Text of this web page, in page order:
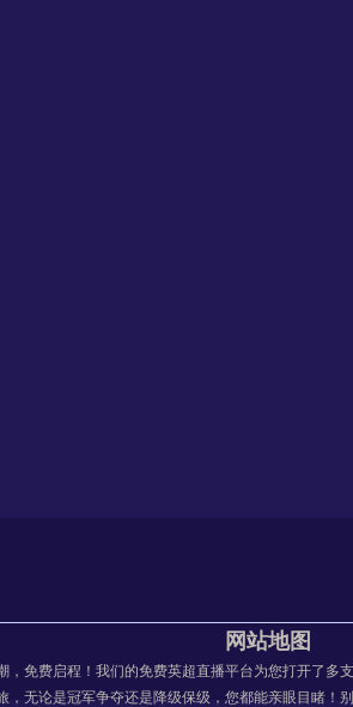
——美加墨世界杯规则解读
墨世界杯规则解读作为一名从事体育评估工
网站地图
，免费启程！我们的免费英超直播平台为您打开了
，无论是冠军争夺还是降级保级，您都能亲眼目睹！